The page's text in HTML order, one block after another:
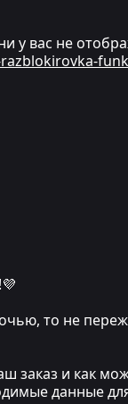
у вас не
то не
заказ и как
данные